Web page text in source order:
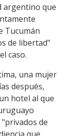
argentino que
Tucumán
de libertad"
caso.
una mujer
después,
hotel al que
de